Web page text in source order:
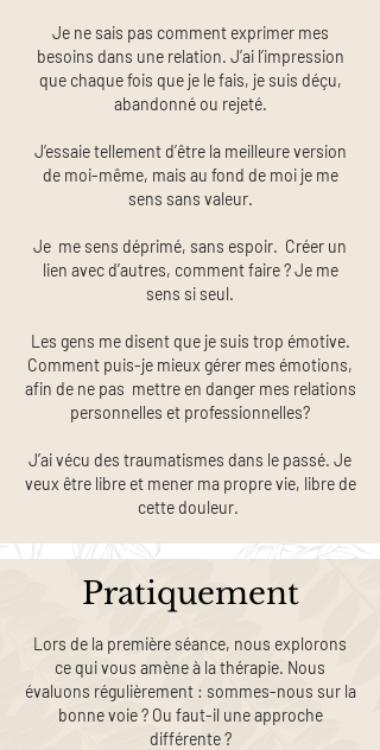
Je ne sais pas comment exprimer mes
besoins dans une relation. J’ai l’impression
que chaque fois que je le fais, je suis déçu,
abandonné ou rejeté.
J’essaie tellement d’être la meilleure version
de moi-même, mais au fond de moi je me
sens sans valeur.
Je me sens déprimé, sans espoir. Créer un
lien avec d’autres, comment faire ? Je me
sens si seul.
Les gens me disent que je suis trop émotive.
Comment puis-je mieux gérer mes émotions,
afin de ne pas mettre en danger mes relations
personnelles et professionnelles?
J’ai vécu des traumatismes dans le passé. Je
veux être libre et mener ma propre vie, libre de
cette douleur.
Pratiquement
Lors de la première séance, nous explorons
ce qui vous amène à la thérapie. Nous
évaluons régulièrement : sommes-nous sur la
bonne voie ? Ou faut-il une approche
différente ?